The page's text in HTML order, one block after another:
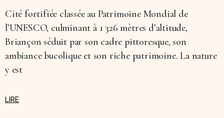
Cité fortifiée classée au Patrimoine Mondial de
l’UNESCO, culminant à 1 326 mètres d’altitude,
Briançon séduit par son cadre pittoresque, son
ambiance bucolique et son riche patrimoine. La nature
y est